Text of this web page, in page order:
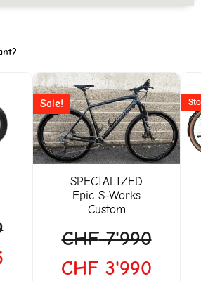
Aktueller
Preis
ist:
CHF 225.
Sale!
SPECIALIZED
Epic S-Works
Custom
CHF7'990
Ursprünglicher
Preis
war:
CHF 7'990
CHF 3'990
Preis
ist: